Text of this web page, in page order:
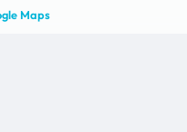
Maps